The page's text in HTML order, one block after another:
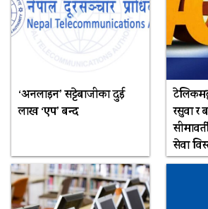
‘अनलाइन’ सट्टेबाजीका दुई
लाख ‘एप’ बन्द
रसुवा र
सेवा